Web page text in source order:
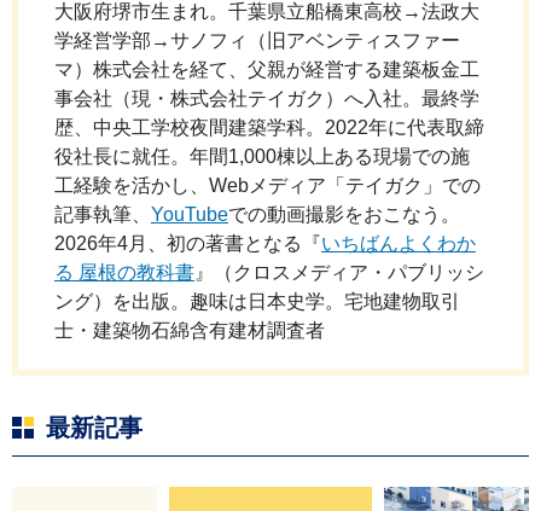
大阪府堺市生まれ。千葉県立船橋東高校→法政大
学経営学部→サノフィ（旧アベンティスファー
マ）株式会社を経て、父親が経営する建築板金工
事会社（現・株式会社テイガク）へ入社。最終学
歴、中央工学校夜間建築学科。2022年に代表取締
役社長に就任。年間1,000棟以上ある現場での施
工経験を活かし、Webメディア「テイガク」での
記事執筆、 YouTubeでの動画撮影をおこなう。
2026年4月、初の著書となる『いちばんよくわか
る 屋根の教科書 』（クロスメディア・パブリッシ
ング）を出版。趣味は日本史学。宅地建物取引
士・建築物石綿含有建材調査者
最新記事